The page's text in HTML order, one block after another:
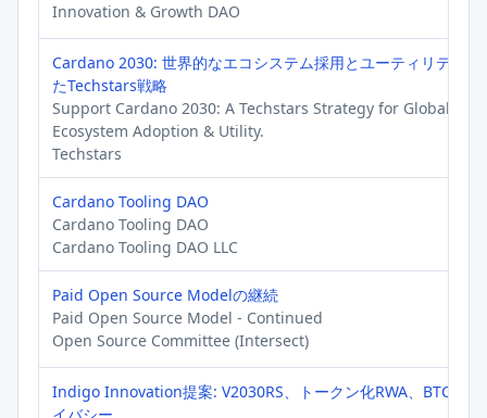
Innovation & Growth DAO
Cardano 2030: 世界的なエコシステム採用とユーティリティに
たTechstars戦略
Support Cardano 2030: A Techstars Strategy for Global
Ecosystem Adoption & Utility.
Techstars
Cardano Tooling DAO
Cardano Tooling DAO
Cardano Tooling DAO LLC
Paid Open Source Modelの継続
Paid Open Source Model - Continued
Open Source Committee (Intersect)
Indigo Innovation提案: V2030RS、トークン化RWA、BTC-Fi